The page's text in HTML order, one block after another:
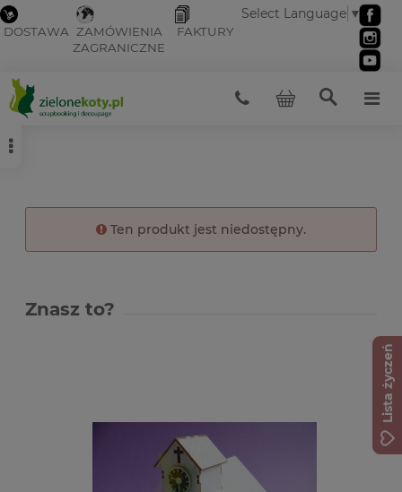
DOSTAWA ZAMÓWIENIA
ZAGRANICZNE
FAKTURY
Select Language ▼
Ten produkt jest niedostępny.
Znasz to?
Lista życzeń